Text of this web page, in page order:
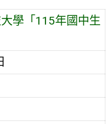
學「115年國中生